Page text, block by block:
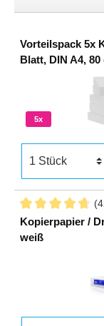
Vorteilspack 5x
Blatt, DIN A4, 80
5x
Kopierpapier /
weiß